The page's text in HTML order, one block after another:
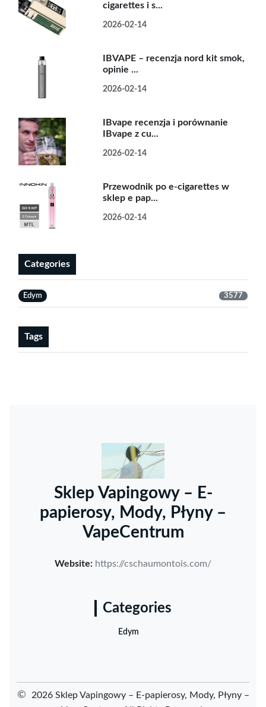
cigarettes i s...
2026-02-14
IBVAPE – recenzja nord kit smok,
opinie ...
2026-02-14
IBvape recenzja i porównanie
IBvape z cu...
2026-02-14
Przewodnik po e-cigarettes w
sklep e pap...
2026-02-14
Categories
Edym 3577
Tags
Sklep Vapingowy – E-
papierosy, Mody, Płyny –
VapeCentrum
Website: https://cschaumontois.com/
Categories
Edym
©
2026 Sklep Vapingowy – E-papierosy, Mody, Płyny –